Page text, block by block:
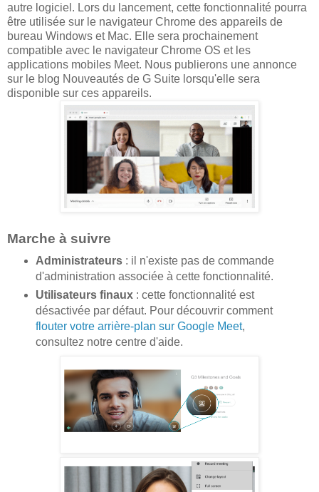
autre logiciel. Lors du lancement, cette fonctionnalité pourra
être utilisée sur le navigateur Chrome des appareils de
bureau Windows et Mac. Elle sera prochainement
compatible avec le navigateur Chrome OS et les
applications mobiles Meet. Nous publierons une annonce
sur le blog Nouveautés de G Suite lorsqu'elle sera
disponible sur ces appareils.
Marche à suivre
Administrateurs: il n'existe pas de commande
d'administration associée à cette fonctionnalité.
Utilisateurs finaux: cette fonctionnalité est
désactivée par défaut. Pour découvrir comment
flouter votre arrière-plan sur Google Meet,
consultez notre centre d'aide.